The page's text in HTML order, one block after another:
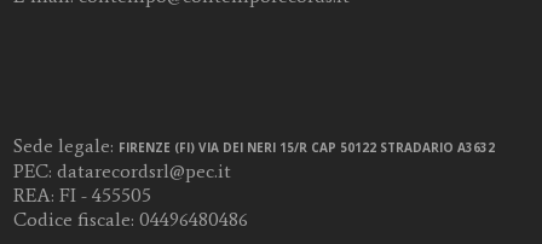
Sede legale: FIRENZE (FI) VIA DEI NERI 15/R CAP 50122 STRADARIO A3632
PEC:datarecordsrl@pec.it
REA: FI - 455505
Codice fiscale: 04496480486